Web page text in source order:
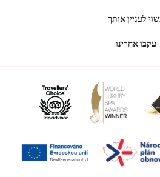
לעניין אותך
עקבו אחרינו